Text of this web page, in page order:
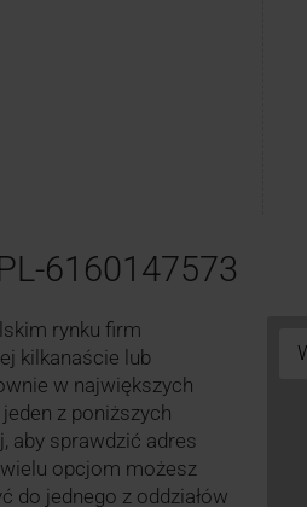
6160147573
rynku firm
kilkanaście lub
w największych
z poniższych
aby sprawdzić adres
opcjom możesz
do jednego z oddziałów